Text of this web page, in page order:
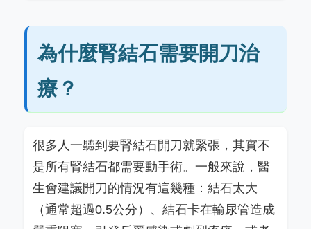
為什麼腎結石需要開刀治
療？
很多人一聽到要腎結石開刀就緊張，其實不
是所有腎結石都需要動手術。一般來說，醫
生會建議開刀的情況有這幾種：結石太大
（通常超過0.5公分）、結石卡在輸尿管造成